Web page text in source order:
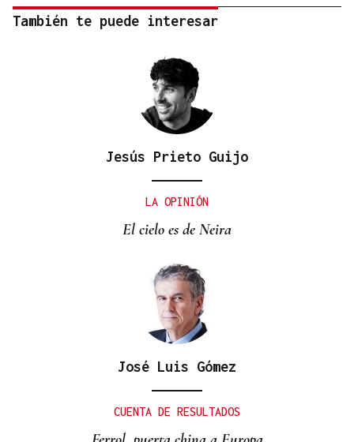
También te puede interesar
Jesús Prieto Guijo
LA OPINIÓN
El cielo es de Neira
José Luis Gómez
CUENTA DE RESULTADOS